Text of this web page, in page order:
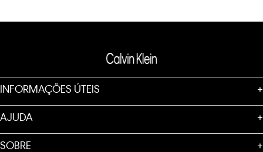
INFORMAÇÕES ÚTEIS +
AJUDA +
SOBRE +